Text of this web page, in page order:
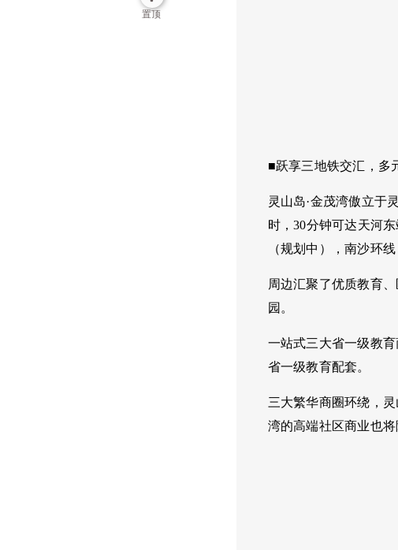
置顶
■跃享三地铁交汇，多
灵山岛·金茂湾傲立于
时，30分钟可达天河东
（规划中），南沙环
周边汇聚了优质教育、
园。
一站式三大省一级教
省一级教育配套。
三大繁华商圈环绕，灵
湾的高端社区商业也